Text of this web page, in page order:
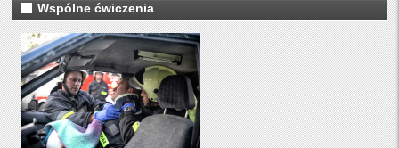
Wspólne ćwiczenia